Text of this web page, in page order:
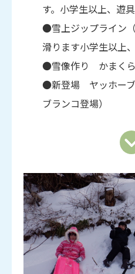
す。小学生以上、遊具
●雪上ジップライン
滑ります小学生以上
●雪像作り かまく
●新登場 ヤッホーブ
ブランコ登場）